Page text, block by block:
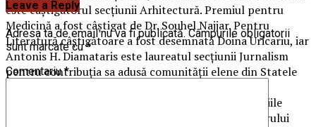
este câștigatorul secțiunii Arhitectură. Premiul pentru
Medicină a fost câștigat de Dr. Souhel Najjar. Pentru
Literatură câștigătoare a fost desemnată Doina Uricariu, iar
Antonis H. Diamataris este laureatul secțiunii Jurnalism
pentru contribuția sa adusă comunității elene din Statele
reportajele și campaniile umanitare realizate. Premiile
pentru Politică și Diplomație au fost oferite senatorului
Leave a Reply
Adresa ta de email nu va fi publicată. Câmpurile obligatorii
sunt marcate cu*
Comentariu*